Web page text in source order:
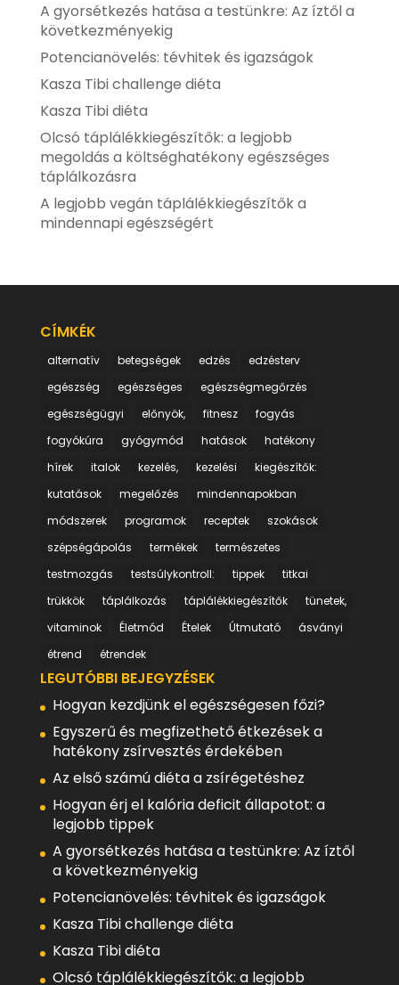
A gyorsétkezés hatása a testünkre: Az íztől a
következményekig
Potencianövelés: tévhitek és igazságok
Kasza Tibi challenge diéta
Kasza Tibi diéta
Olcsó táplálékkiegészítők: a legjobb
megoldás a költséghatékony egészséges
táplálkozásra
A legjobb vegán táplálékkiegészítők a
mindennapi egészségért
CÍMKÉK
alternatív betegségek edzés
edzésterv
egészség
egészséges
egészségmegőrzés
egészségügyi
előnyök, fitnesz
fogyás
fogyókúra
gyógymód hatások
hatékony
hírek
italok kezelés, kezelési
kiegészítők:
kutatások
megelőzés
mindennapokban
módszerek
programok receptek
szokások
szépségápolás
termékek
természetes
testmozgás
testsúlykontroll: tippek
titkai
trükkök
táplálkozás táplálékkiegészítők
tünetek,
vitaminok
Életmód Ételek Útmutató
ásványi
étrend
étrendek
LEGUTÓBBI BEJEGYZÉSEK
Hogyan kezdjünk el egészségesen főzi?
Egyszerű és megfizethető étkezések a
hatékony zsírvesztés érdekében
Az első számú diéta a zsírégetéshez
Hogyan érj el kalória deficit állapotot: a
legjobb tippek
A gyorsétkezés hatása a testünkre: Az íztől
a következményekig
Potencianövelés: tévhitek és igazságok
Kasza Tibi challenge diéta
Kasza Tibi diéta
Olcsó táplálékkiegészítők: a legjobb